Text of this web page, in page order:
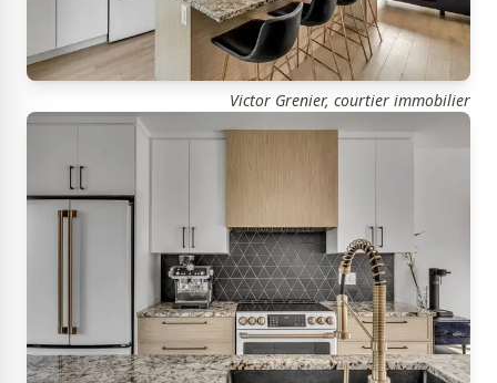
Victor Grenier, courtier immobilier